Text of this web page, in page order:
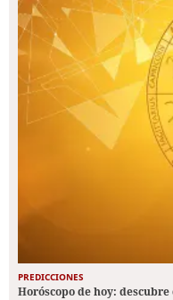
PREDICCIONES
Horóscopo de hoy: